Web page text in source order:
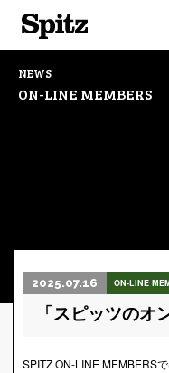
NEWS
ON-LINE MEMBERS
2025.07.16 ON-LINE
「スピッツのオ
SPITZ ON-LINE MEMBERSで